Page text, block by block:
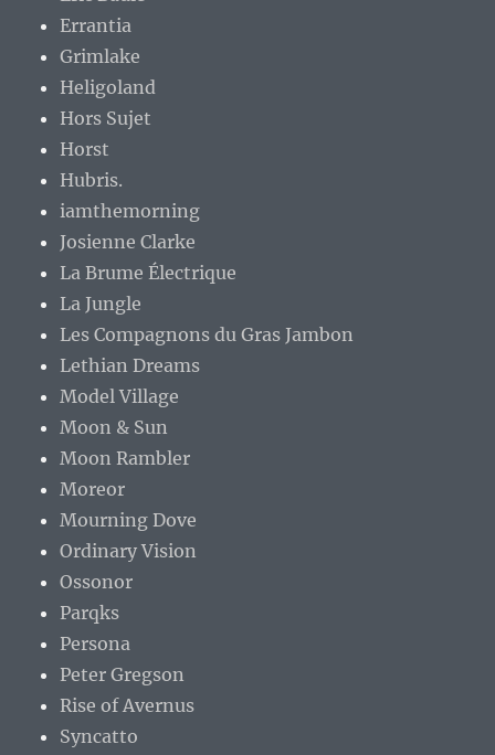
Errantia
Grimlake
Heligoland
Hors Sujet
Horst
Hubris.
iamthemorning
Josienne Clarke
La Brume Électrique
La Jungle
Les Compagnons du Gras Jambon
Lethian Dreams
Model Village
Moon & Sun
Moon Rambler
Moreor
Mourning Dove
Ordinary Vision
Ossonor
Parqks
Persona
Peter Gregson
Rise of Avernus
Syncatto